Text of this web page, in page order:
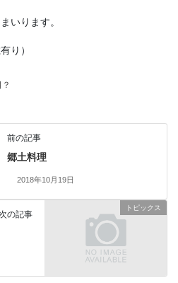
いります。
り）
前の記事
郷土料理
2018年10月19日
トピックス
次の記事